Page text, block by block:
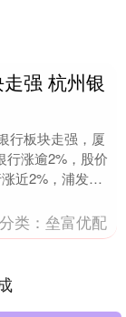
强 杭州银
行板块走强，厦
行涨逾2%，股价
近2%，浦发银
分类： 垒富优配